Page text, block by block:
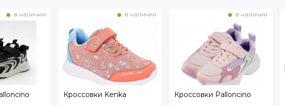
в наличии в наличии
Кроссовки Kenka
в наличии
Кроссовки Palloncino